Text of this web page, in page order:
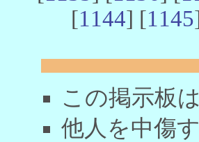
[1144] [1145
この掲示板
他人を中傷